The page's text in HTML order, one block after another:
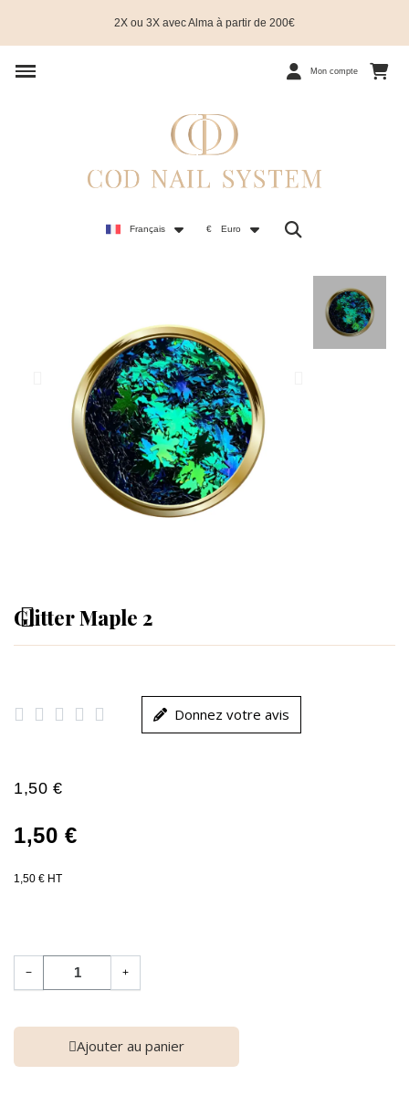
2X ou 3X avec Alma à partir de 200€
Mon compte
Français € Euro
Glitter Maple 2
     Donnez votre avis
1,50 €
1,50 €
1,50 € HT
− +
Ajouter au panier